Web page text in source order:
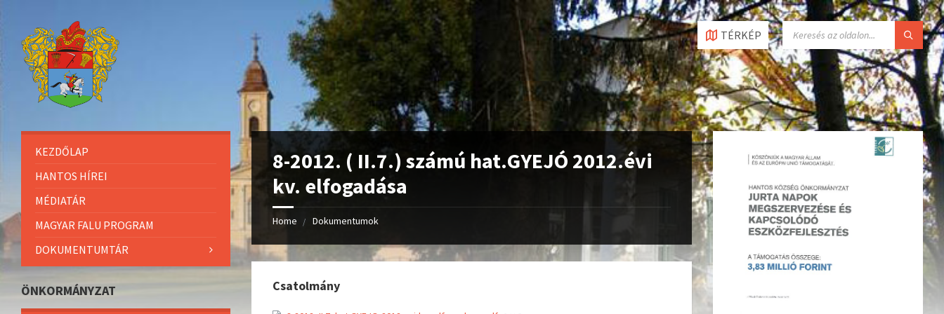
TÉRKÉP
8-2012. ( II.7.) számú hat.GYEJÓ 2012.évi
kv. elfogadása
Home Dokumentumok
Csatolmány
KEZDŐLAP
HANTOS HÍREI
MÉDIATÁR
MAGYAR FALU PROGRAM
DOKUMENTUMTÁR
ÖNKORMÁNYZAT